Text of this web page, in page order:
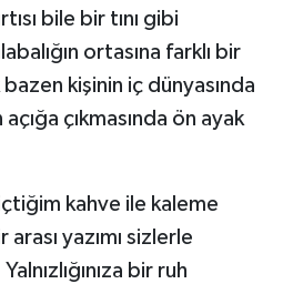
bile bir tını gibi
ortasına farklı bir
kişinin iç dünyasında
çıkmasında ön ayak
kahve ile kaleme
arası yazımı sizlerle
bir ruh